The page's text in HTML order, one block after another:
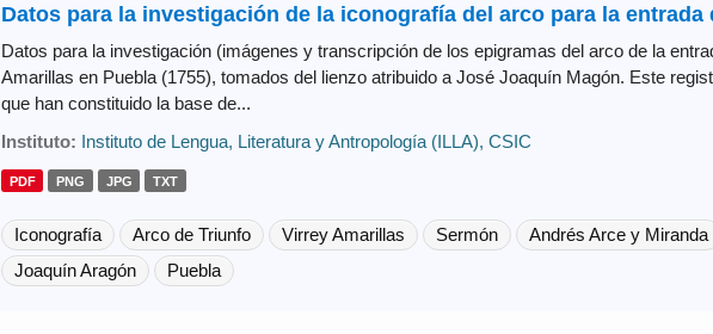
Datos para la investigación de la iconografía del arco para la entrada
Datos para la investigación (imágenes y transcripción de los epigramas del arco de la
Amarillas en Puebla (1755), tomados del lienzo atribuido a José Joaquín Magón. Este
que han constituido la base de...
Instituto: Instituto de Lengua, Literatura y Antropología (ILLA), CSIC
PDF PNG JPG TXT
Iconografía Arco de Triunfo Virrey Amarillas Sermón
Andrés Arce y Miranda
Joaquín Aragón
Puebla